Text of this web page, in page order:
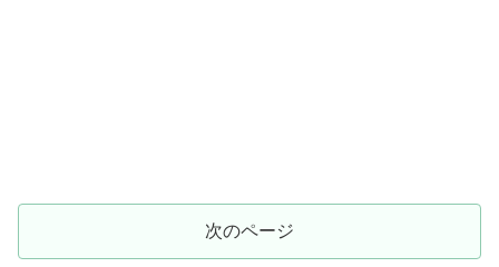
次のページ